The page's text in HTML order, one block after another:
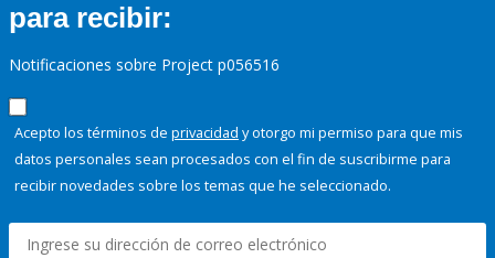
para recibir:
Notificaciones sobre Project p056516
Acepto los términos de privacidad y otorgo mi permiso para que mis
datos personales sean procesados con el fin de suscribirme para
recibir novedades sobre los temas que he seleccionado.